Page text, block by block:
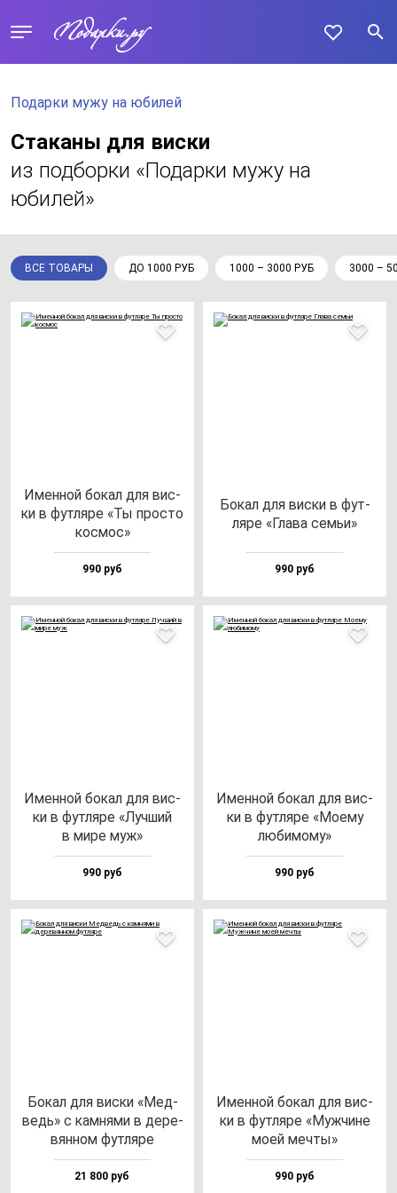
Подарки мужу на юбилей
Стаканы для виски
из подборки «Подарки мужу на
юбилей»
ВСЕ ТОВАРЫ ДО 1000 РУБ 1000 – 3000 РУБ 3000 –
Имен­ной бо­кал для вис­
ки в фут­ля­ре «Ты прос­то
кос­мос»
990 руб
Бокал для вис­ки в фут­
ля­ре «Гла­ва семьи»
990 руб
Имен­ной бо­кал для вис­
ки в фут­ля­ре «Луч­ший
в ми­ре муж»
990 руб
Имен­ной бо­кал для вис­
ки в фут­ля­ре «Моему
лю­би­мо­му»
990 руб
Бокал для вис­ки «Мед­
ведь» с кам­ня­ми в де­ре­
вян­ном фут­ля­ре
21 800 руб
Имен­ной бо­кал для вис­
ки в фут­ля­ре «Муж­чи­не
моей меч­ты»
990 руб